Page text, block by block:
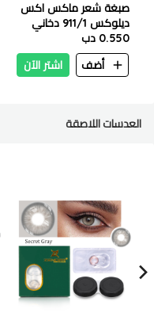
صبغة شعر ماكس اكس
ديلوكس 911/1 دخاني
اكسترا فاتح 100 مل
0.550 دب
أضف
اشتر الآن
العدسات اللاصقة